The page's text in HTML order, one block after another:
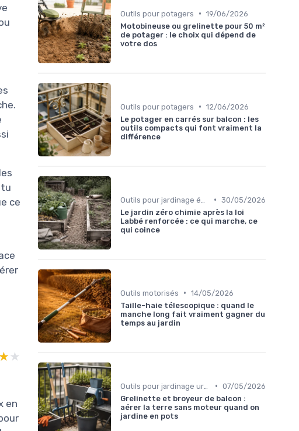
ce
en
Outils pour potagers • 19/06/2026
Motobineuse ou grelinette pour 50 m²
de potager : le choix qui dépend de
votre dos
Outils pour potagers • 12/06/2026
Le potager en carrés sur balcon : les
outils compacts qui font vraiment la
différence
• 30/05/2026
Le jardin zéro chimie après la loi
Labbé renforcée : ce qui marche, ce
qui coince
Outils motorisés • 14/05/2026
Taille-haie télescopique : quand le
manche long fait vraiment gagner du
temps au jardin
• 07/05/2026
Grelinette et broyeur de balcon :
aérer la terre sans moteur quand on
jardine en pots